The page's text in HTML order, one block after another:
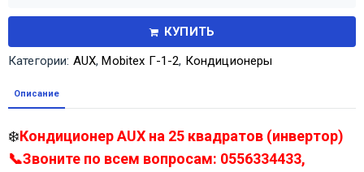
КУПИТЬ
Категории: AUX,Mobitex Г-1-2, Кондиционеры
Описание
❄️Кондиционер AUX на 25 квадратов (инвертор)
📞Звоните по всем вопросам: 0556334433,